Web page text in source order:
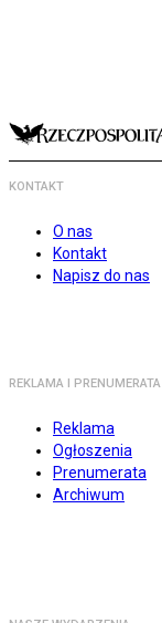
KONTAKT
O nas
Kontakt
Napisz do nas
REKLAMA I PRENUMERATA
Reklama
Ogłoszenia
Prenumerata
Archiwum